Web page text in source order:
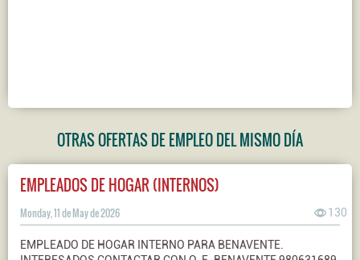
OTRAS OFERTAS DE EMPLEO DEL MISMO DÍA
EMPLEADOS DE HOGAR (INTERNOS)
Monday, 11 de May de 2026 130
EMPLEADO DE HOGAR INTERNO PARA BENAVENTE.